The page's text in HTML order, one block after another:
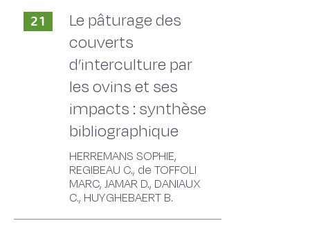
21
Le pâturage des
couverts
d’interculture par
les ovins et ses
impacts : synthèse
bibliographique
HERREMANS SOPHIE,
REGIBEAU C., de TOFFOLI
MARC, JAMAR D., DANIAUX
C., HUYGHEBAERT B.